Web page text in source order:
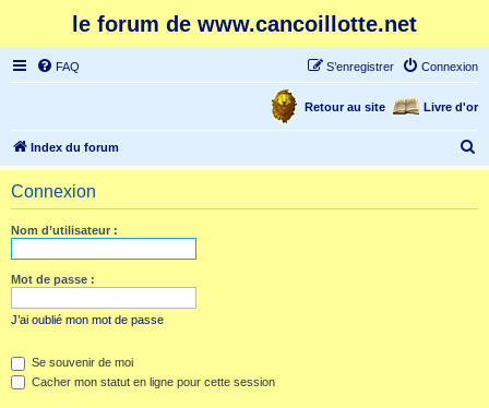
le forum de www.cancoillotte.net
FAQ Connexion
S’enregistrer
Livre d'or
Retour au site
Index du forum
e
Connexion
Nom d’utilisateur :
Mot de passe :
J’ai oublié mon mot de passe
Se souvenir de moi
Cacher mon statut en ligne pour cette session